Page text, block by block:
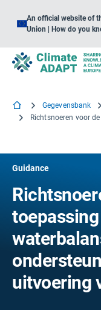
An official website of
Union | How do you
Gegevensbank
Guidance
uitvoering